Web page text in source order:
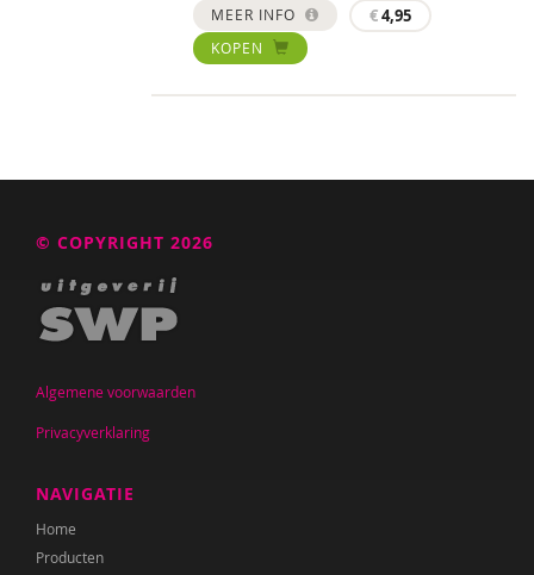
MEER INFO €4,95
KOPEN
© COPYRIGHT 2026
Algemene voorwaarden
Privacyverklaring
NAVIGATIE
Home
Producten